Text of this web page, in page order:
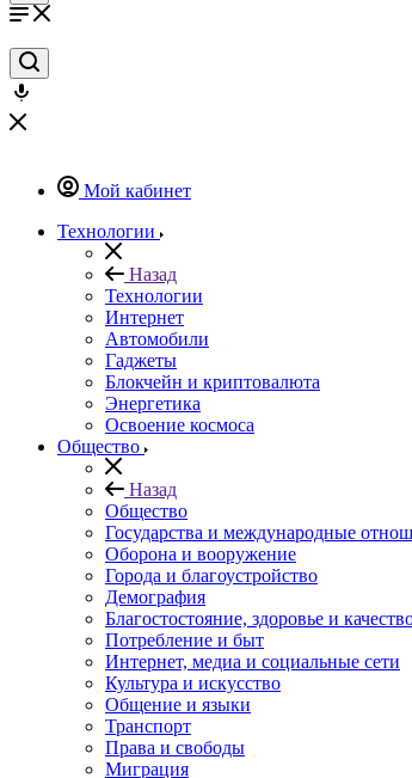
Мой кабинет
Технологии
Назад
Технологии
Интернет
Автомобили
Гаджеты
Блокчейн и криптовалюта
Энергетика
Освоение космоса
Общество
Назад
Общество
Государства и международные
Оборона и вооружение
Города и благоустройство
Демография
Благостостояние, здоровье и
Потребление и быт
Интернет, медиа и социальные сети
Культура и искусство
Общение и языки
Транспорт
Права и свободы
Миграция